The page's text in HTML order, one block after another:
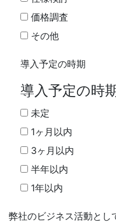
価格調査
その他
導入予定の時期
導入予定の時
未定
1ヶ月以内
3ヶ月以内
半年以内
1年以内
弊社のビジネス活動とし